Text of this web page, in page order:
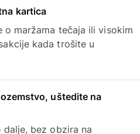
kartica
o maržama tečaja ili visokim
kada trošite u
uštedite na
dalje, bez obzira na